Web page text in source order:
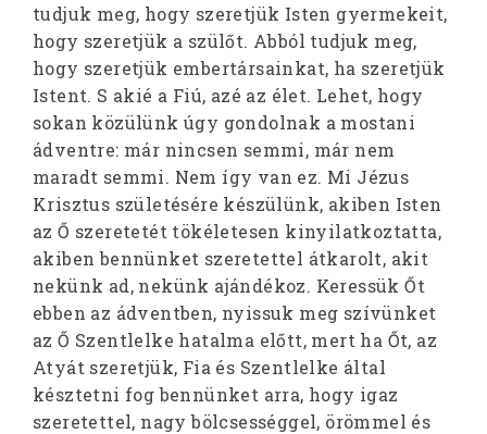
tudjuk meg, hogy szeretjük Isten gyermekeit,
hogy szeretjük a szülőt. Abból tudjuk meg,
hogy szeretjük embertársainkat, ha szeretjük
Istent. S akié a Fiú, azé az élet. Lehet, hogy
sokan közülünk úgy gondolnak a mostani
ádventre: már nincsen semmi, már nem
maradt semmi. Nem így van ez. Mi Jézus
Krisztus születésére készülünk, akiben Isten
az Ő szeretetét tökéletesen kinyilatkoztatta,
akiben bennünket szeretettel átkarolt, akit
nekünk ad, nekünk ajándékoz. Keressük Őt
ebben az ádventben, nyissuk meg szívünket
az Ő Szentlelke hatalma előtt, mert ha Őt, az
Atyát szeretjük, Fia és Szentlelke által
késztetni fog bennünket arra, hogy igaz
szeretettel, nagy bölcsességgel, örömmel és